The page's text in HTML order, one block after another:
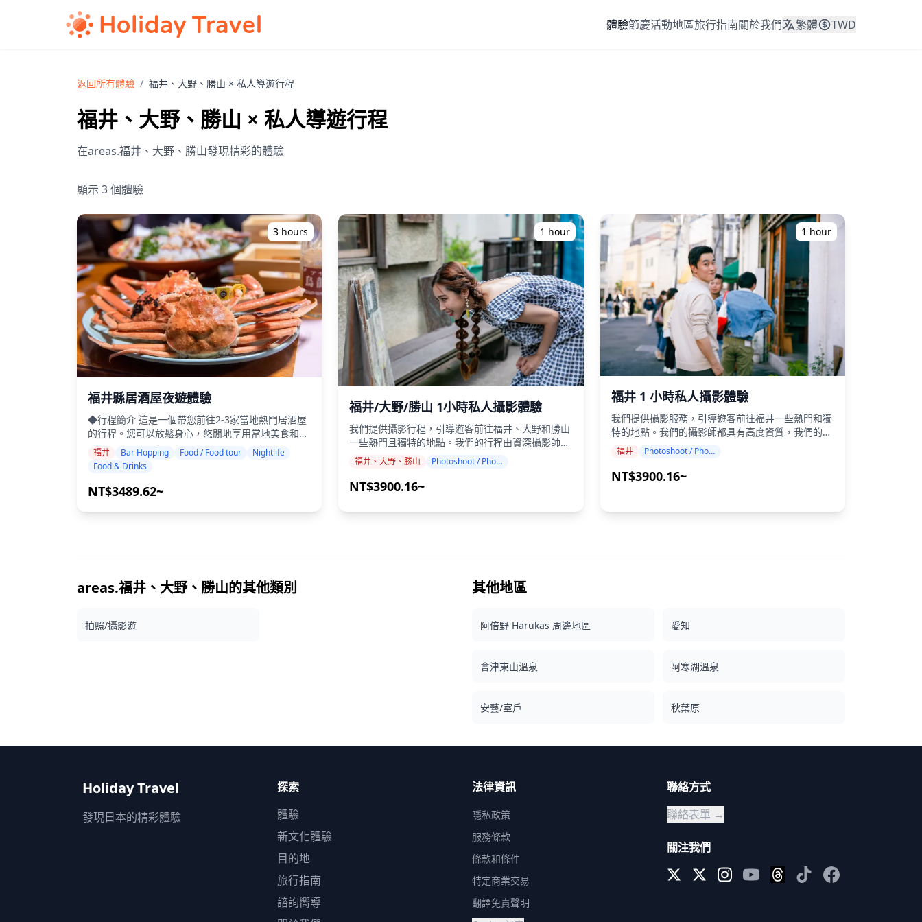
體驗節慶活動地區旅行指南關於我們 繁體 TWD
返回所有體驗 / 福井、大野、勝山 × 私人導遊行程
福井、大野、勝山 × 私人導遊行程
在areas.福井、大野、勝山發現精彩的體驗
顯示 3 個體驗
3 hours
福井縣居酒屋夜遊體驗
◆行程簡介 這是一個帶您前往2-3家當地熱門居酒屋
的行程。您可以放鬆身心，悠閒地享用當地美食和飲
品。只需攜帶現金，其餘的交給我們。讓我們一起分
享難忘的在地體驗！ ・選擇您喜歡的區域：您希望
域） ・即使在可能不說英語的地方，友善的導遊也
驗 ◆費用包含 ・總共約6杯飲品 ・晚餐：居酒屋料
接送 ・小費 ・交通費用 ・旅遊費用不包含的額外飲
的最多參加人數為8人。 ・兒童必須由成人陪同。 ・
僅向20歲及以上的參與者提供酒精飲品（日本的法定
分開的廚房準備的，因此我們無法保證無過敏餐點或
可能不會說英語，但在當地導遊的帶領下，您可以放
福井 Bar Hopping Food / Food tour
Nightlife
Food & Drinks
NT$3489.62~
1 hour
福井/大野/勝山 1小時私人攝影體驗
我們提供攝影行程，引導遊客前往福井、大野和勝山
一些熱門且獨特的地點。我們的行程由資深攝影師帶
領，配合您的旅行計畫，捕捉自然構圖並找到理想的
攝影地點。（請與我們分享您偏好的地點！） 攝影
服務可在福井/大野/勝山的任何地方進行，最多可提
師。 原始的 100 多張照片檔案將在一周內交付，您
果您在預定的會面時間遲到，拍攝時間和交付的照片
數量可能會減少。 ・如果在預定日期前 3 天預測拍
選項可供選擇：（1）重新安排日期和時間，（2）更
4da4-a16f-c5323f726559.png) ![]
(https://assets.hldycdn.com/045c9356-0a89-
福井、大野、勝山 Photoshoot / Photo tour
NT$3900.16~
1 hour
福井 1 小時私人攝影體驗
我們提供攝影服務，引導遊客前往福井一些熱門和獨
特的地點。我們的攝影師都具有高度資質，我們的服
務可以配合您的旅行行程，捕捉自然的構圖並確定理
福井縣內的任何地點都可以預訂攝影服務，最多可提
可以選擇您最喜歡的 10 張照片進行重新交付。我們
福井的特別時刻！ ◆ 重要資訊： ・如果您在預定的
（3）取消拍攝。 ![]
(https://assets.hldycdn.com/59d73c08-7d80-
福井 Photoshoot / Photo tour
NT$3900.16~
areas.福井、大野、勝山的其他類別
拍照/攝影遊
其他地區
阿倍野 Harukas 周邊地區 愛知
會津東山溫泉 阿寒湖溫泉
安藝/室戶 秋葉原
Holiday Travel
發現日本的精彩體驗
探索
體驗
新文化體驗
目的地
旅行指南
諮詢嚮導
法律資訊
隱私政策
服務條款
條款和條件
特定商業交易
翻譯免責聲明
聯絡方式
聯絡表單 →
關注我們